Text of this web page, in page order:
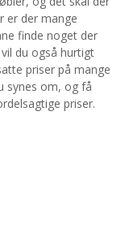
er der mange
finde noget der
du også hurtigt
priser på mange
synes om, og få
priser.